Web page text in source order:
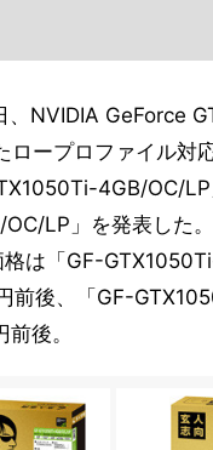
、NVIDIA GeForce
ロープロファイル対
4GB/OC/
LP」を発表した
は「GF-
前後、「GF-
後。